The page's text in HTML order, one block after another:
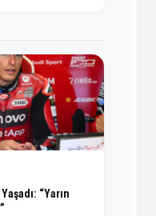
“Yarın